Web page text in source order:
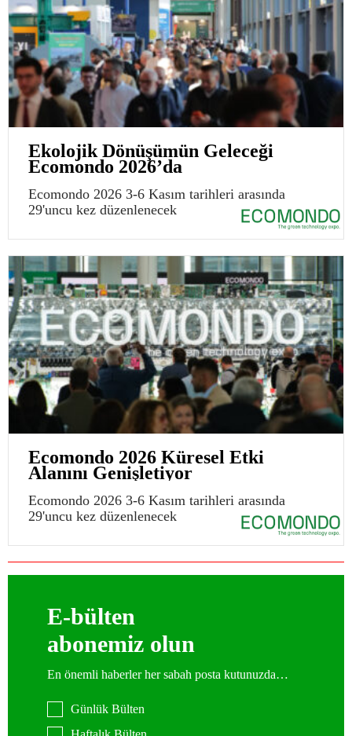
Ekolojik Dönüşümün Geleceği
Ecomondo 2026’da
Ecomondo 2026 3-6 Kasım tarihleri arasında
29'uncu kez düzenlenecek
Ecomondo 2026 Küresel Etki
Alanını Genişletiyor
Ecomondo 2026 3-6 Kasım tarihleri arasında
29'uncu kez düzenlenecek
E-bülten
abonemiz olun
En önemli haberler her sabah posta kutunuzda…
Günlük Bülten